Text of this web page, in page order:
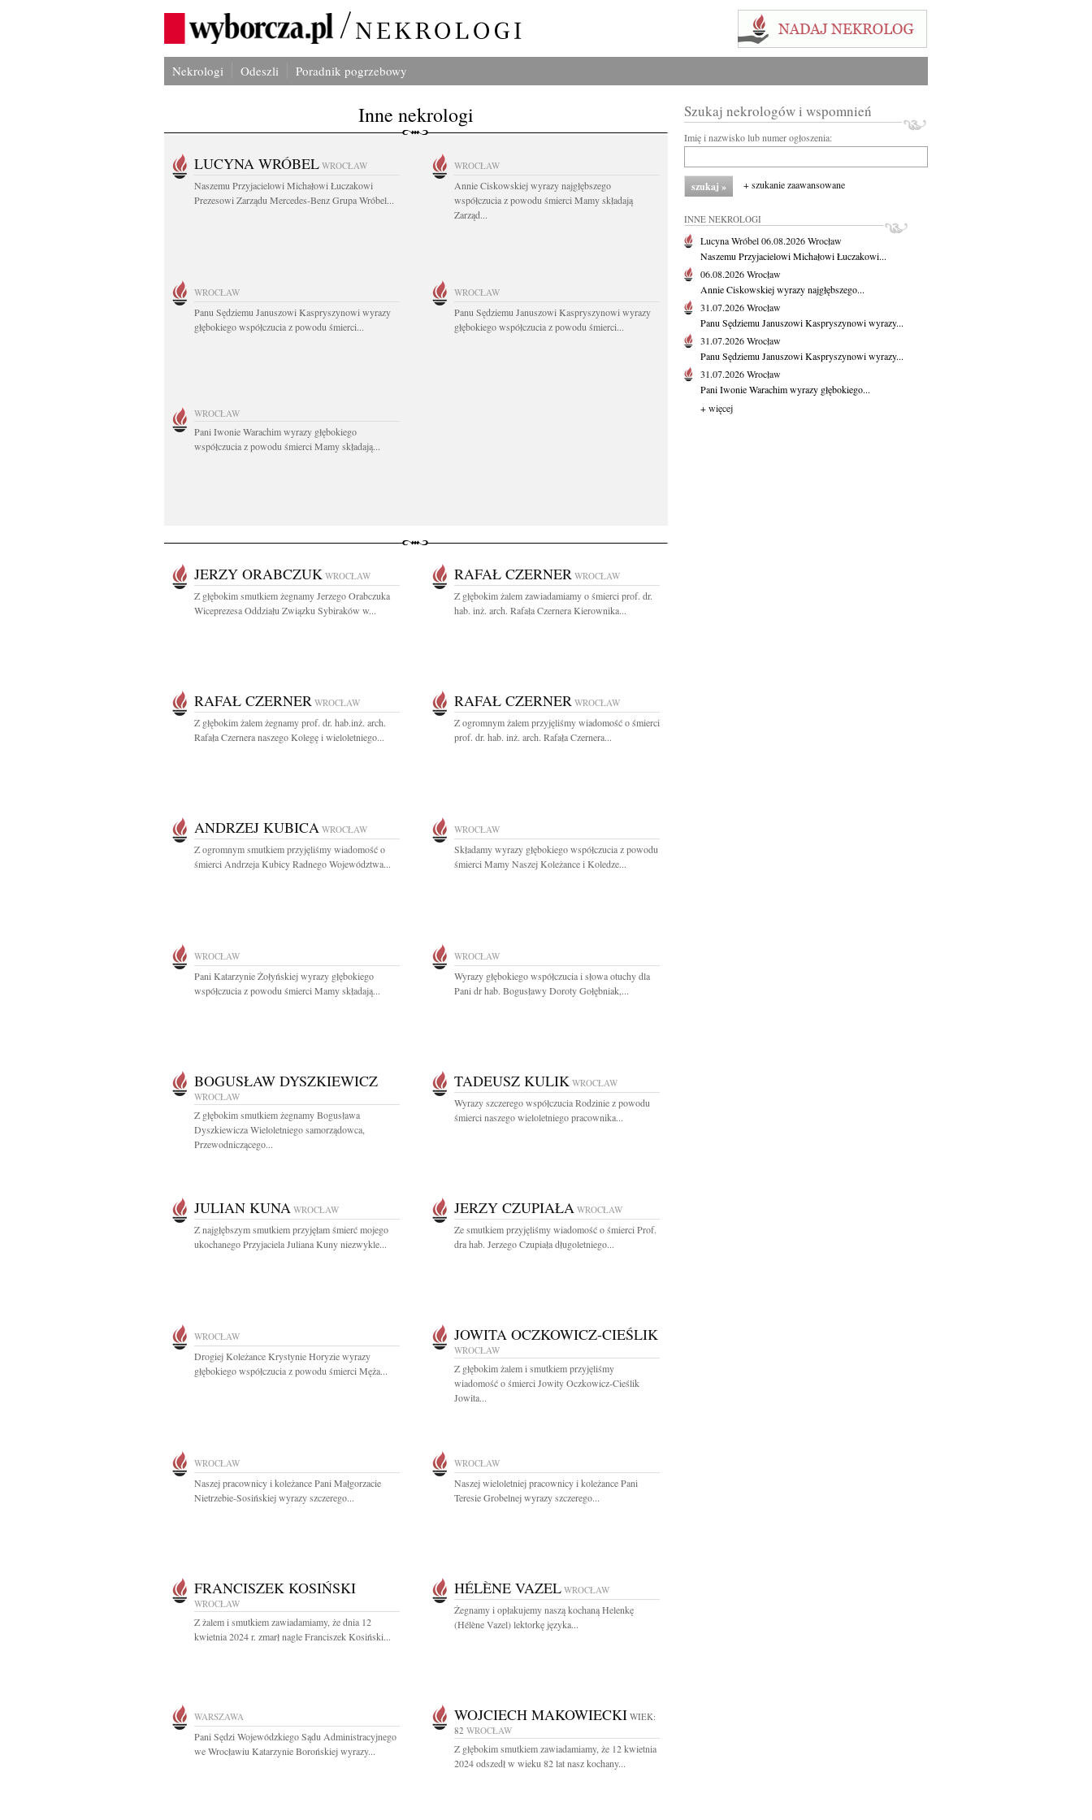
Nekrologi Odeszli Poradnik pogrzebowy
Inne nekrologi
LUCYNA WRÓBEL WROCŁAW
Naszemu Przyjacielowi Michałowi Łuczakowi
Prezesowi Zarządu Mercedes-Benz Grupa Wróbel...
WROCŁAW
Annie Ciskowskiej wyrazy najgłębszego
współczucia z powodu śmierci Mamy składają
Zarząd...
WROCŁAW
Panu Sędziemu Januszowi Kaspryszynowi wyrazy
głębokiego współczucia z powodu śmierci...
WROCŁAW
Panu Sędziemu Januszowi Kaspryszynowi wyrazy
głębokiego współczucia z powodu śmierci...
WROCŁAW
Pani Iwonie Warachim wyrazy głębokiego
współczucia z powodu śmierci Mamy składają...
JERZY ORABCZUK WROCŁAW
Z głębokim smutkiem żegnamy Jerzego Orabczuka
Wiceprezesa Oddziału Związku Sybiraków w...
RAFAŁ CZERNER WROCŁAW
Z głębokim żalem zawiadamiamy o śmierci prof. dr.
hab. inż. arch. Rafała Czernera Kierownika...
RAFAŁ CZERNER WROCŁAW
Z głębokim żalem żegnamy prof. dr. hab.inż. arch.
Rafała Czernera naszego Kolegę i wieloletniego...
RAFAŁ CZERNER WROCŁAW
Z ogromnym żalem przyjęliśmy wiadomość o śmierci
prof. dr. hab. inż. arch. Rafała Czernera...
ANDRZEJ KUBICA WROCŁAW
Z ogromnym smutkiem przyjęliśmy wiadomość o
śmierci Andrzeja Kubicy Radnego Województwa...
WROCŁAW
Składamy wyrazy głębokiego współczucia z powodu
śmierci Mamy Naszej Koleżance i Koledze...
WROCŁAW
Pani Katarzynie Żołyńskiej wyrazy głębokiego
współczucia z powodu śmierci Mamy składają...
WROCŁAW
Wyrazy głębokiego współczucia i słowa otuchy dla
Pani dr hab. Bogusławy Doroty Gołębniak,...
BOGUSŁAW DYSZKIEWICZ
WROCŁAW
Z głębokim smutkiem żegnamy Bogusława
Dyszkiewicza Wieloletniego samorządowca,
Przewodniczącego...
TADEUSZ KULIK WROCŁAW
Wyrazy szczerego współczucia Rodzinie z powodu
śmierci naszego wieloletniego pracownika...
JULIAN KUNA WROCŁAW
Z najgłębszym smutkiem przyjęłam śmierć mojego
ukochanego Przyjaciela Juliana Kuny niezwykle...
JERZY CZUPIAŁA WROCŁAW
Ze smutkiem przyjęliśmy wiadomość o śmierci Prof.
dra hab. Jerzego Czupiała długoletniego...
WROCŁAW
Drogiej Koleżance Krystynie Horyzie wyrazy
głębokiego współczucia z powodu śmierci Męża...
JOWITA OCZKOWICZ-CIEŚLIK
WROCŁAW
Z głębokim żalem i smutkiem przyjęliśmy
wiadomość o śmierci Jowity Oczkowicz-Cieślik
Jowita...
WROCŁAW
Naszej pracownicy i koleżance Pani Małgorzacie
Nietrzebie-Sosińskiej wyrazy szczerego...
WROCŁAW
Naszej wieloletniej pracownicy i koleżance Pani
Teresie Grobelnej wyrazy szczerego...
FRANCISZEK KOSIŃSKI
WROCŁAW
Z żalem i smutkiem zawiadamiamy, że dnia 12
kwietnia 2024 r. zmarł nagle Franciszek Kosiński...
HÉLÈNE VAZEL WROCŁAW
Żegnamy i opłakujemy naszą kochaną Helenkę
(Hélène Vazel) lektorkę języka...
WARSZAWA
Pani Sędzi Wojewódzkiego Sądu Administracyjnego
we Wrocławiu Katarzynie Borońskiej wyrazy...
WOJCIECH MAKOWIECKI WIEK:
82 WROCŁAW
Z głębokim smutkiem zawiadamiamy, że 12 kwietnia
2024 odszedł w wieku 82 lat nasz kochany...
Szukaj nekrologów i wspomnień
Imię i nazwisko lub numer ogłoszenia:
+ szukanie zaawansowane
INNE NEKROLOGI
Lucyna Wróbel06.08.2026Wrocław
Naszemu Przyjacielowi Michałowi Łuczakowi...
06.08.2026Wrocław
Annie Ciskowskiej wyrazy najgłębszego...
31.07.2026Wrocław
Panu Sędziemu Januszowi Kaspryszynowi wyrazy...
31.07.2026Wrocław
Panu Sędziemu Januszowi Kaspryszynowi wyrazy...
31.07.2026Wrocław
Pani Iwonie Warachim wyrazy głębokiego...
+ więcej